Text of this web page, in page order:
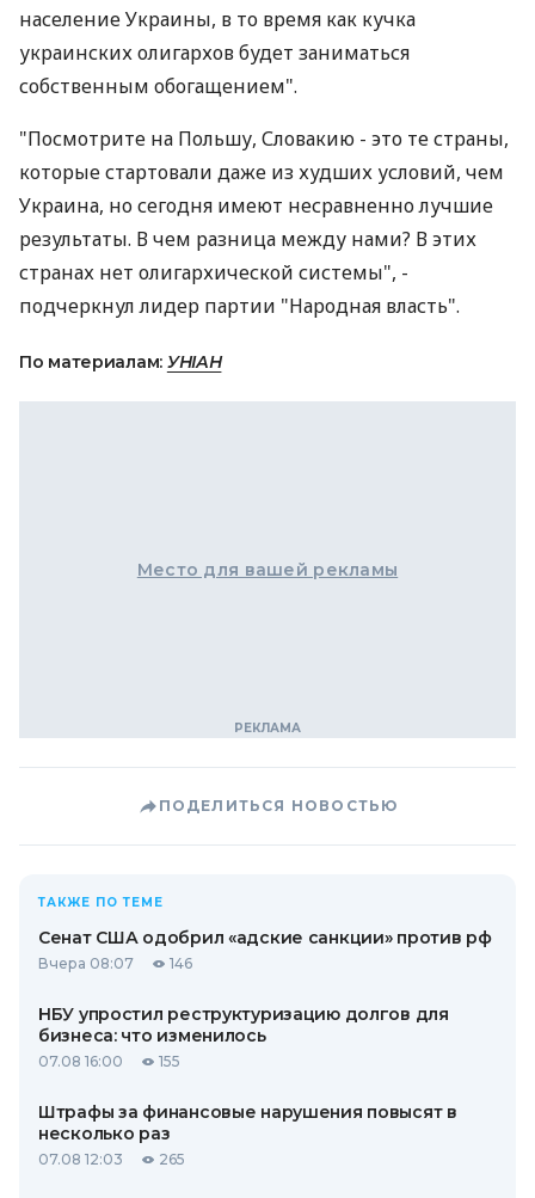
население Украины, в то время как кучка
украинских олигархов будет заниматься
собственным обогащением".
"Посмотрите на Польшу, Словакию - это те страны,
которые стартовали даже из худших условий, чем
Украина, но сегодня имеют несравненно лучшие
результаты. В чем разница между нами? В этих
странах нет олигархической системы", -
подчеркнул лидер партии "Народная власть".
По материалам: УНІАН
Место для вашей рекламы
ПОДЕЛИТЬСЯ НОВОСТЬЮ
ТАКЖЕ ПО ТЕМЕ
Сенат США одобрил «адские санкции» против рф
Вчера 08:07 146
НБУ упростил реструктуризацию долгов для
бизнеса: что изменилось
07.08 16:00 155
Штрафы за финансовые нарушения повысят в
несколько раз
07.08 12:03 265